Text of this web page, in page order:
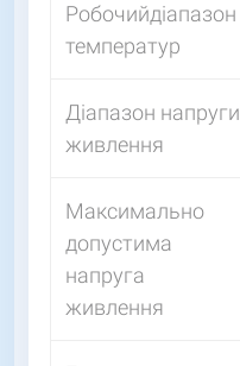
Робочийдіапазон
температур
Діапазон напруги
живлення
Максимально
допустима
напруга
живлення